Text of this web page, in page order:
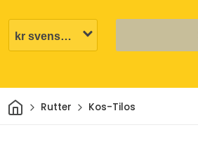
HemRutter Kos-Tilos